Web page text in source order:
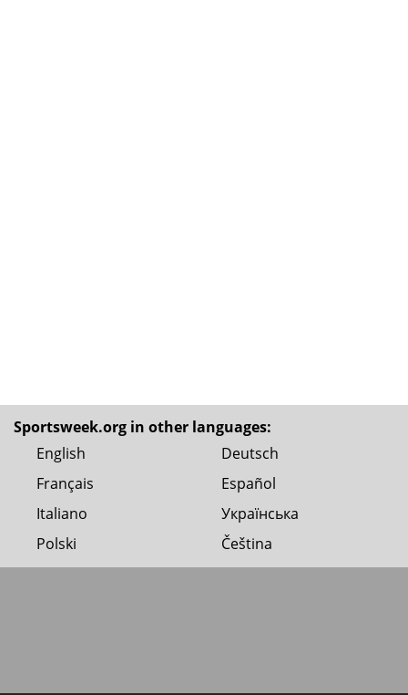
Sportsweek.org in other languages:
English
Deutsch
Français
Español
Italiano
Українська
Polski
Čeština